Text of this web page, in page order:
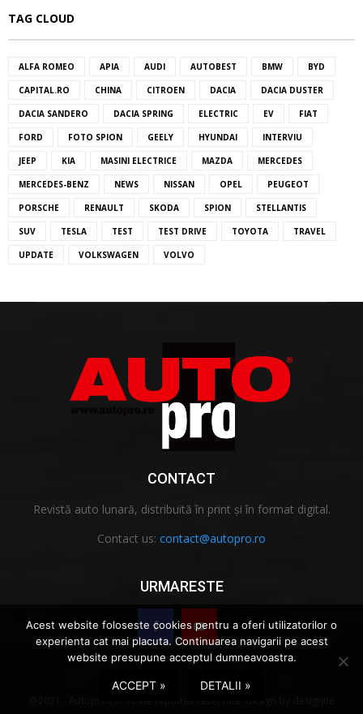
TAG CLOUD
ALFA ROMEO APIA AUDI AUTOBEST BMW BYD
CAPITAL.RO CHINA CITROEN DACIA DACIA DUSTER
DACIA SANDERO DACIA SPRING ELECTRIC EV FIAT
FORD FOTO SPION GEELY HYUNDAI INTERVIU
JEEP KIA MASINI ELECTRICE MAZDA MERCEDES
MERCEDES-BENZ NEWS NISSAN OPEL PEUGEOT
PORSCHE RENAULT SKODA SPION STELLANTIS
SUV TESLA TEST TEST DRIVE TOYOTA TRAVEL
UPDATE VOLKSWAGEN VOLVO
CONTACT
Revistă auto lunară, distribuită în print și în format digital.
Contact us: contact@autopro.ro
URMARESTE
Acest website foloseste cookies pentru a oferi utilizatorilor o
experienta cat mai placuta. Continuarea navigarii pe acest
website presupune acceptul dumneavoastra.
ACCEPT » DETALII »